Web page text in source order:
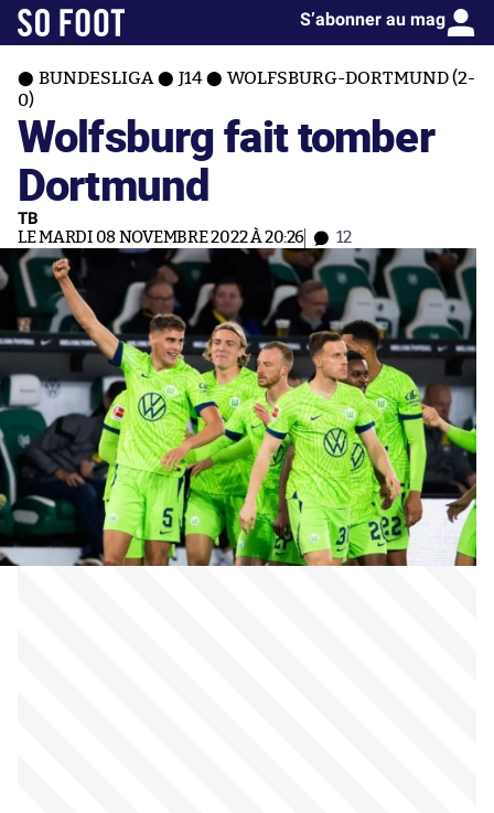
S’abonner au mag
BUNDESLIGA J14
WOLFSBURG-DORTMUND (2-
0)
Wolfsburg fait tomber
Dortmund
TB
LE MARDI 08 NOVEMBRE 2022 À 20:26 12